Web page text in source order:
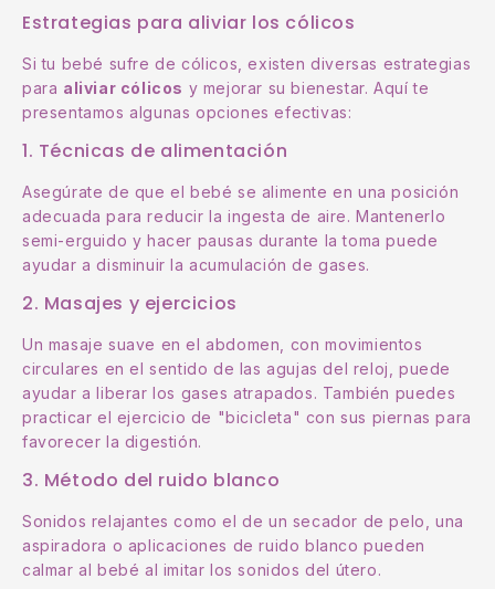
Estrategias para aliviar los cólicos
Si tu bebé sufre de cólicos, existen diversas estrategias
para aliviar cólicos y mejorar su bienestar. Aquí te
presentamos algunas opciones efectivas:
1. Técnicas de alimentación
Asegúrate de que el bebé se alimente en una posición
adecuada para reducir la ingesta de aire. Mantenerlo
semi-erguido y hacer pausas durante la toma puede
ayudar a disminuir la acumulación de gases.
2. Masajes y ejercicios
Un masaje suave en el abdomen, con movimientos
circulares en el sentido de las agujas del reloj, puede
ayudar a liberar los gases atrapados. También puedes
practicar el ejercicio de "bicicleta" con sus piernas para
favorecer la digestión.
3. Método del ruido blanco
Sonidos relajantes como el de un secador de pelo, una
aspiradora o aplicaciones de ruido blanco pueden
calmar al bebé al imitar los sonidos del útero.